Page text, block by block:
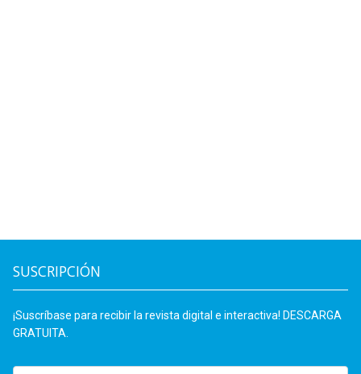
SUSCRIPCIÓN
¡Suscríbase para recibir la revista digital e interactiva! DESCARGA
GRATUITA.